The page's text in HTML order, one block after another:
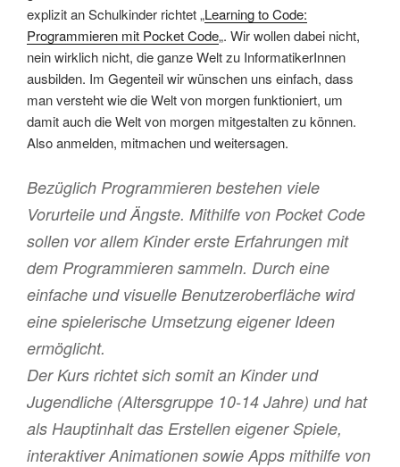
explizit an Schulkinder richtet „Learning to Code:
Programmieren mit Pocket Code„. Wir wollen dabei nicht,
nein wirklich nicht, die ganze Welt zu InformatikerInnen
ausbilden. Im Gegenteil wir wünschen uns einfach, dass
man versteht wie die Welt von morgen funktioniert, um
damit auch die Welt von morgen mitgestalten zu können.
Also anmelden, mitmachen und weitersagen.
Bezüglich Programmieren bestehen viele
Vorurteile und Ängste. Mithilfe von Pocket Code
sollen vor allem Kinder erste Erfahrungen mit
dem Programmieren sammeln. Durch eine
einfache und visuelle Benutzeroberfläche wird
eine spielerische Umsetzung eigener Ideen
ermöglicht.
Der Kurs richtet sich somit an Kinder und
Jugendliche (Altersgruppe 10-14 Jahre) und hat
als Hauptinhalt das Erstellen eigener Spiele,
interaktiver Animationen sowie Apps mithilfe von